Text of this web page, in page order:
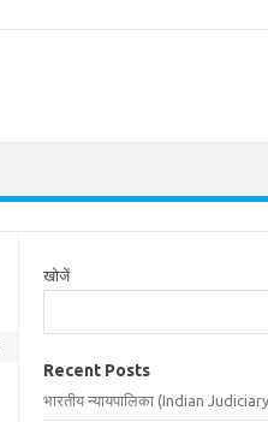
खोजें
Recent Posts
भारतीय न्यायपालिका (Indian